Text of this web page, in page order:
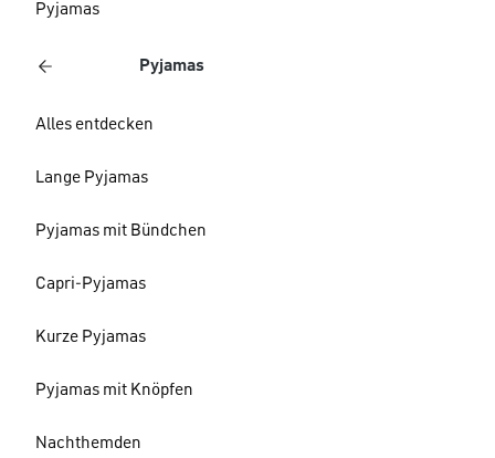
Pyjamas
Pyjamas
Alles entdecken
Lange Pyjamas
Pyjamas mit Bündchen
Capri-Pyjamas
Kurze Pyjamas
Pyjamas mit Knöpfen
Nachthemden